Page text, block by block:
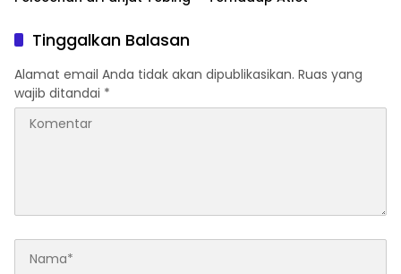
Tinggalkan Balasan
Alamat email Anda tidak akan dipublikasikan. Ruas yang
wajib ditandai *